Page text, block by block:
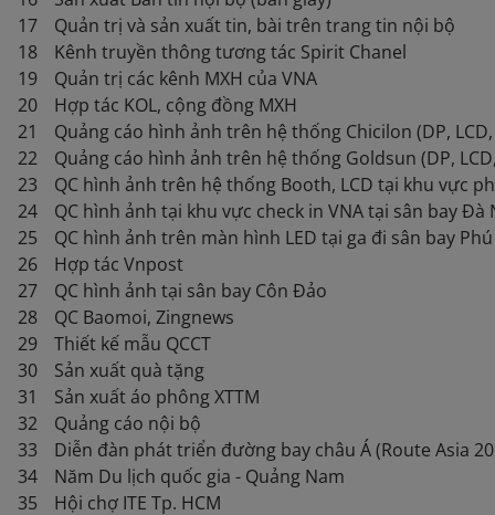
17
Quản trị và sản xuất tin, bài trên trang tin nội bộ
18
Kênh truyền thông tương tác Spirit Chanel
19
Quản trị các kênh MXH của VNA
20
Hợp tác KOL, cộng đồng MXH
21
Quảng cáo hình ảnh trên hệ thống Chicilon (DP,
22
Quảng cáo hình ảnh trên hệ thống Goldsun (DP,
23
QC hình ảnh trên hệ thống Booth, LCD tại khu vực
24
QC hình ảnh tại khu vực check in VNA tại sân bay Đà
25
QC hình ảnh trên màn hình LED tại ga đi sân bay
26
Hợp tác Vnpost
27
QC hình ảnh tại sân bay Côn Đảo
28
QC Baomoi, Zingnews
29
Thiết kế mẫu QCCT
30
Sản xuất quà tặng
31
Sản xuất áo phông XTTM
32
Quảng cáo nội bộ
33
Diễn đàn phát triển đường bay châu Á (Route Asia
34
Năm Du lịch quốc gia - Quảng Nam
35
Hội chợ ITE Tp. HCM